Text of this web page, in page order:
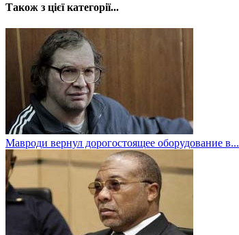
Також з цієї категорії...
Мавроди вернул дорогостоящее оборудование в...